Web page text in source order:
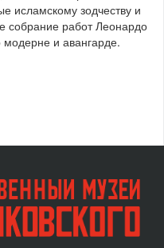
исламскому зодчеству и
собрание работ Леонардо
и авангарде.